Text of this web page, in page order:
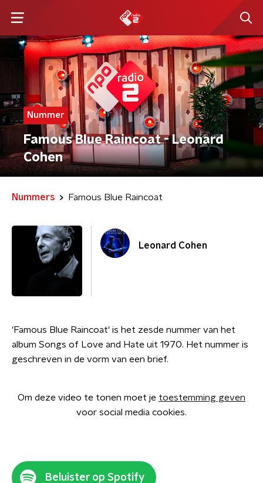
Nummer
Famous Blue Raincoat - Leonard
Cohen
Nummers Famous Blue Raincoat
Leonard Cohen
'Famous Blue Raincoat' is het zesde nummer van het
album Songs of Love and Hate uit 1970. Het nummer is
geschreven in de vorm van een brief.
Om deze video te tonen moet je toestemming geven
voor social media cookies.
Beluister op Spotify